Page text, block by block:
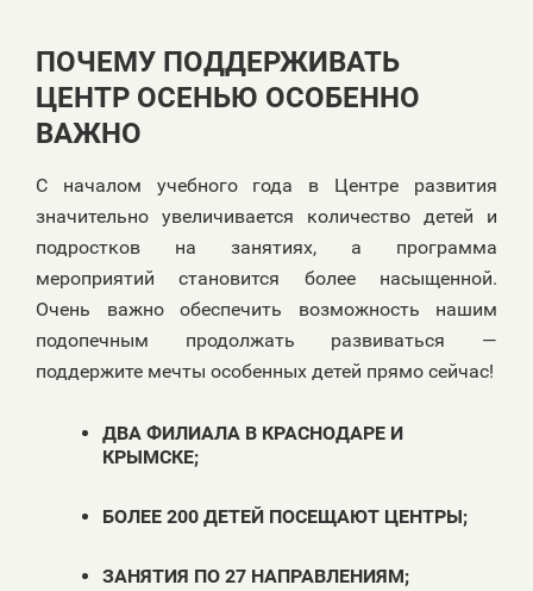
ПОЧЕМУ ПОДДЕРЖИВАТЬ
ЦЕНТР ОСЕНЬЮ ОСОБЕННО
ВАЖНО
С началом учебного года в Центре развития
значительно увеличивается количество детей и
подростков на занятиях, а программа
мероприятий становится более насыщенной.
Очень важно обеспечить возможность нашим
подопечным продолжать развиваться —
поддержите мечты особенных детей прямо сейчас!
ДВА ФИЛИАЛА В КРАСНОДАРЕ И
КРЫМСКЕ;
БОЛЕЕ 200 ДЕТЕЙ ПОСЕЩАЮТ ЦЕНТРЫ;
ЗАНЯТИЯ ПО 27 НАПРАВЛЕНИЯМ;